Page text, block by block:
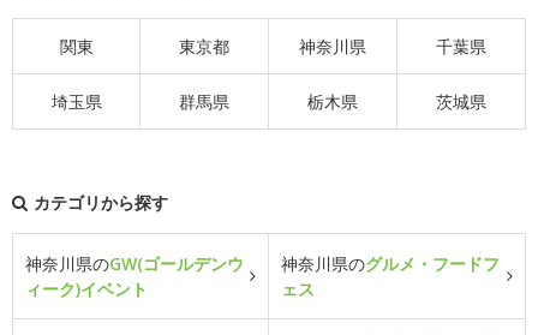
関東 東京都 神奈川県 千葉県
埼玉県 群馬県 栃木県 茨城県
カテゴリから探す
神奈川県のGW(ゴールデンウ
ィーク)イベント
神奈川県のグルメ・フードフ
ェス